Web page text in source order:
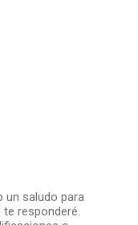
un saludo para
responderé.